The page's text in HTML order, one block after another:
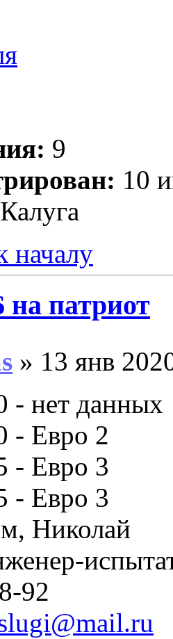
9
10
Калуга
началу
патриот
» 13 янв
нет данных
- Евро 2
- Евро 3
- Евро 3
Николай
92